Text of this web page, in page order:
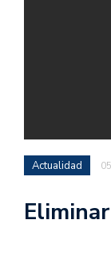
Actualidad